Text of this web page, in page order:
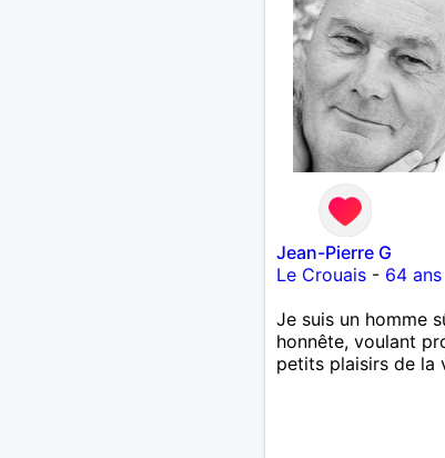
Jean-Pierre G
Le Crouais- 64 ans
Je suis un homme
honnête, voulant
petits plaisirs de la